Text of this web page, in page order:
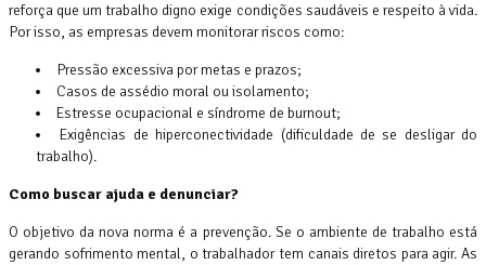
reforça que um trabalho digno exige condições saudáveis e respeito à vida.
Por isso, as empresas devem monitorar riscos como:
Pressão excessiva por metas e prazos;
Casos de assédio moral ou isolamento;
Estresse ocupacional e síndrome de burnout;
Exigências de hiperconectividade (dificuldade de se desligar do
trabalho).
Como buscar ajuda e denunciar?
O objetivo da nova norma é a prevenção. Se o ambiente de trabalho está
gerando sofrimento mental, o trabalhador tem canais diretos para agir. As